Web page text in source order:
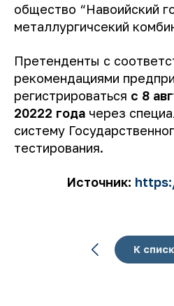
общество “Навоийский
металлургичсекий
Претенденты с
рекомендациями
регистрироваться с 8
20222 года через
систему
тестирования.
Источник:
К